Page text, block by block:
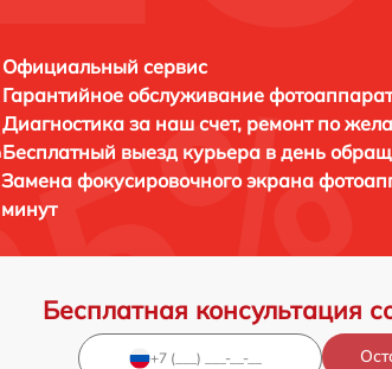
Официальный сервис
Гарантийное обслуживание
Диагностика за наш счет, ремонт по
Бесплатный выезд курьера в день
Замена фокусировочного экрана
минут
Бесплатная консультация